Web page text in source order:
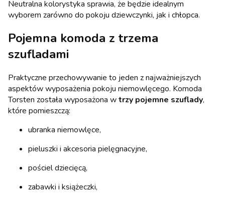
Neutralna kolorystyka sprawia, że będzie idealnym
wyborem zarówno do pokoju dziewczynki, jak i chłopca.
Pojemna komoda z trzema
szufladami
Praktyczne przechowywanie to jeden z najważniejszych
aspektów wyposażenia pokoju niemowlęcego. Komoda
Torsten została wyposażona wtrzy pojemne szuflady,
które pomieszczą:
ubranka niemowlęce,
pieluszki i akcesoria pielęgnacyjne,
pościel dziecięcą,
zabawki i książeczki,